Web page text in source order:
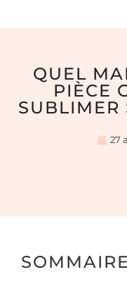
QUEL
PIÈCE
SUBLIMER
27
SOMMAIRE